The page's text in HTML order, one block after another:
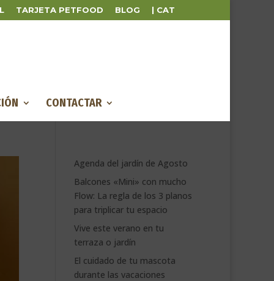
TARJETA PETFOOD BLOG | CAT
CONTACTAR
Agenda del jardín de Agosto
Balcones «Mini» con mucho
Flow: La regla de los 3 planos
para triplicar tu espacio
Vive este verano en tu
terraza o jardín
El cuidado de tu mascota
durante las vacaciones